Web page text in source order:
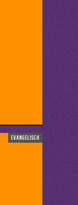
evangelisch